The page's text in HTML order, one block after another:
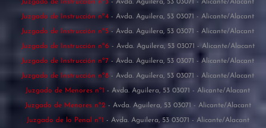
Juzgado de Instrucción nº3 - Avda. Aguilera, 53 03071 - Alicante/Alacant
Juzgado de Instrucción nº4 - Avda. Aguilera, 53 03071 - Alicante/Alacant
Juzgado de Instrucción nº5 - Avda. Aguilera, 53 03071 - Alicante/Alacant
Juzgado de Instrucción nº6 - Avda. Aguilera, 53 03071 - Alicante/Alacant
Juzgado de Instrucción nº7 - Avda. Aguilera, 53 03071 - Alicante/Alacant
Juzgado de Instrucción nº8 - Avda. Aguilera, 53 03071 - Alicante/Alacant
Juzgado de Menores nº1 - Avda. Aguilera, 53 03071 - Alicante/Alacant
Juzgado de Menores nº2 - Avda. Aguilera, 53 03071 - Alicante/Alacant
Juzgado de lo Penal nº1 - Avda. Aguilera, 53 03071 - Alicante/Alacant